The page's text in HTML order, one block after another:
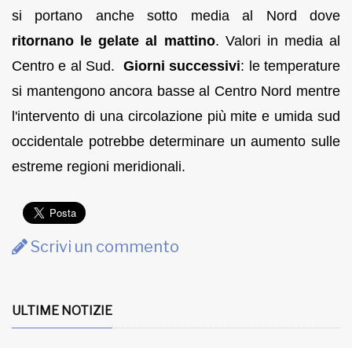
si portano anche sotto media al Nord dove
ritornano le gelate al mattino. Valori in media al
Centro e al Sud. Giorni successivi: le temperature
si mantengono ancora basse al Centro Nord mentre
l'intervento di una circolazione più mite e umida sud
occidentale potrebbe determinare un aumento sulle
estreme regioni meridionali.
Scrivi un commento
ULTIME NOTIZIE